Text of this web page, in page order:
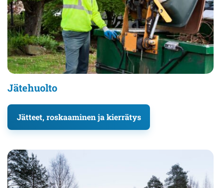
Jätehuolto
Jätteet, roskaaminen ja kierrätys